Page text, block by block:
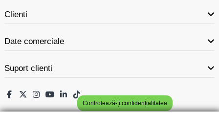
Clienti
Date comerciale
Suport clienti
Controlează-ți confidențialitatea